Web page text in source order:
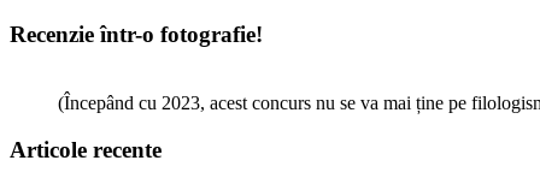
Recenzie într-o fotografie!
(Începând cu 2023, acest concurs nu se va mai ține pe
Articole recente